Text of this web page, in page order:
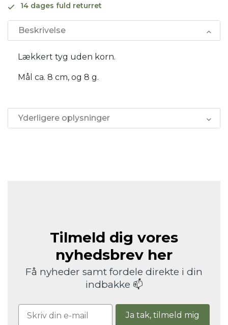
14 dages fuld returret
Beskrivelse
Lækkert tyg uden korn.
Mål ca. 8 cm, og 8 g.
Yderligere oplysninger
Tilmeld dig vores
nyhedsbrev her
Få nyheder samt fordele direkte i din
indbakke 📫
Ja tak, tilmeld mig